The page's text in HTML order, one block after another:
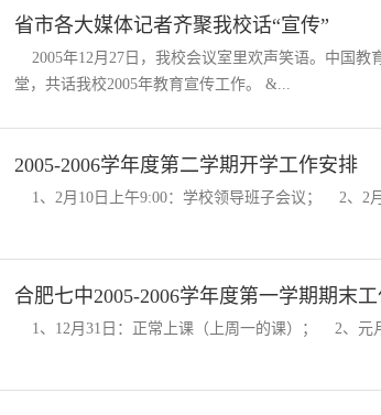
省市各大媒体记者齐聚我校话“宣传”
2005年12月27日，我校会议室里欢声笑语。中国教
堂，共话我校2005年教育宣传工作。 &...
2005-2006学年度第二学期开学工作安排
1、2月10日上午9:00：学校领导班子会议； 2、2
合肥七中2005-2006学年度第一学期期末
1、12月31日：正常上课（上周一的课）； 2、元